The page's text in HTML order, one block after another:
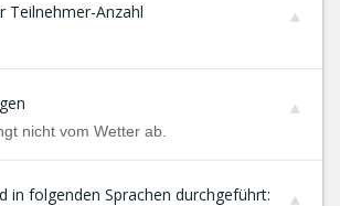
Teilnehmer-Anzahl
nicht vom Wetter ab.
in folgenden Sprachen durchgeführt: